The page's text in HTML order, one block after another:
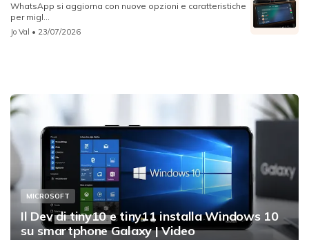
WhatsApp si aggiorna con nuove opzioni e caratteristiche
per migl...
Jo Val • 23/07/2026
MICROSOFT
Il Dev di tiny10 e tiny11 installa Windows 10
su smartphone Galaxy | Video